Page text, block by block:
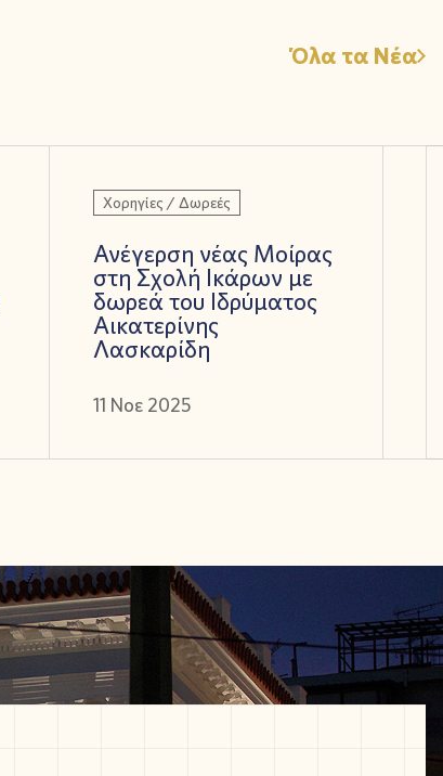
Όλα τα Νέα
Χορηγίες / Δωρεές
Ανέγερση νέας Μοίρας
στη Σχολή Ικάρων με
δωρεά του Ιδρύματος
Αικατερίνης
Λασκαρίδη
11 Νοε 2025